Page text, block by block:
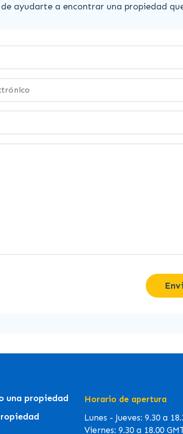
ayudarte a encontrar una propiedad
una propiedad
Horario de apertura
Lunes - Jueves: 9.30 a
Viernes: 9.30 a 18.00